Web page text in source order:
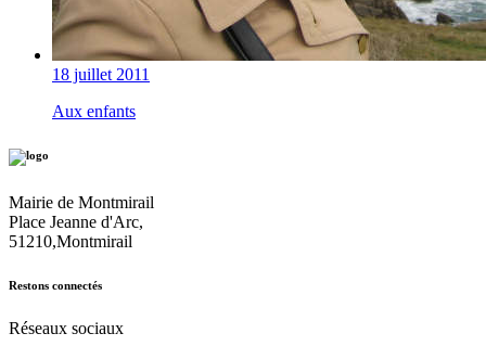
18 juillet 2011
Aux enfants
Mairie de Montmirail
Place Jeanne d'Arc,
51210,Montmirail
Restons connectés
Réseaux sociaux